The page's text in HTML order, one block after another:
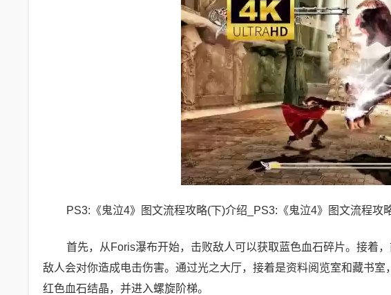
PS3:《鬼泣4》图文流程攻略(下)介绍_PS3:《鬼泣4》图文流程攻
首先，从Foris瀑布开始，击败敌人可以获取蓝色血石碎片。接着
敌人会对你造成电击伤害。通过光之大厅，接着是资料阅览室和藏书
红色血石结晶，并进入螺旋阶梯。